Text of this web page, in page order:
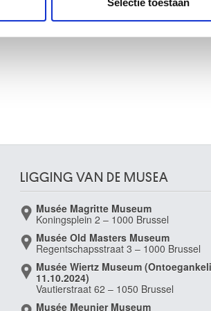
LIGGING VAN DE MUSEA
Musée Magritte Museum
Koningsplein 2 – 1000 Brussel
Musée Old Masters Museum
Regentschapsstraat 3 – 1000 Brussel
Musée Wiertz Museum
11.10.2024)
Vautierstraat 62 – 1050 Brussel
Musée Meunier Museum